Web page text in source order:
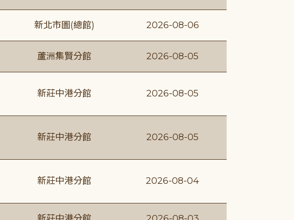
新北市圖(總館) 2026-08-06
蘆洲集賢分館 2026-08-05
新莊中港分館 2026-08-05
新莊中港分館 2026-08-05
新莊中港分館 2026-08-04